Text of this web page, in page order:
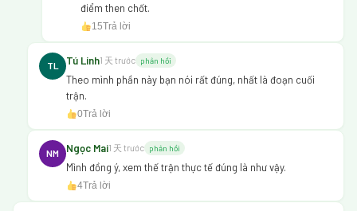
điểm then chốt.
15Trả lời
TL Tú Linh1 天 trước phản hồi
Theo mình phần này bạn nói rất đúng, nhất là đoạn cuối
trận.
0Trả lời
NM Ngọc Mai1 天 trước phản hồi
Mình đồng ý, xem thế trận thực tế đúng là như vậy.
4Trả lời